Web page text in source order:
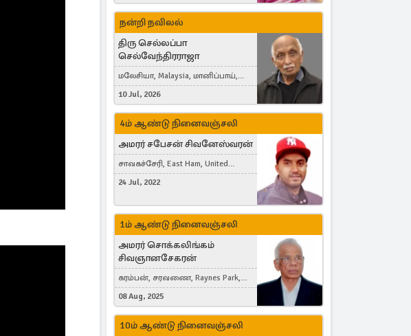
நன்றி நவிலல்
திரு செல்லப்பா
செல்வேந்திரராஜா
மலேசியா, Malaysia, மானிப்பாய்,
Duisburg, Germany, London, United
Kingdom
10 Jul, 2026
4ம் ஆண்டு நினைவஞ்சலி
அமரர் சபேசன் சிவனேஸ்வரன்
சாவகச்சேரி, East Ham, United
Kingdom
24 Jul, 2022
1ம் ஆண்டு நினைவஞ்சலி
அமரர் சொக்கலிங்கம்
சிவஞானசேகரன்
கரம்பன், சரவணை, Raynes Park,
London, United Kingdom
08 Aug, 2025
10ம் ஆண்டு நினைவஞ்சலி